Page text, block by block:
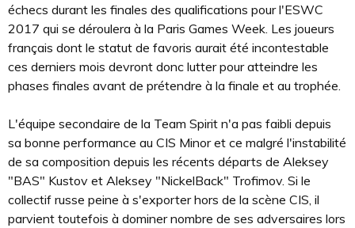
échecs durant les finales des qualifications pour l'ESWC
2017 qui se déroulera à la Paris Games Week. Les joueurs
français dont le statut de favoris aurait été incontestable
ces derniers mois devront donc lutter pour atteindre les
phases finales avant de prétendre à la finale et au trophée.
L'équipe secondaire de la Team Spirit n'a pas faibli depuis
sa bonne performance au CIS Minor et ce malgré l'instabilité
de sa composition depuis les récents départs de Aleksey
"BAS" Kustov et Aleksey "NickelBack" Trofimov. Si le
collectif russe peine à s'exporter hors de la scène CIS, il
parvient toutefois à dominer nombre de ses adversaires lors